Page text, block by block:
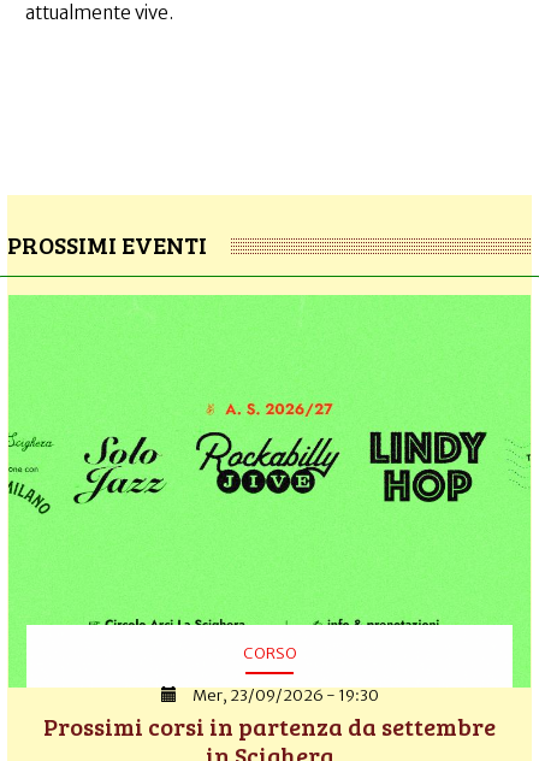
attualmente vive.
PROSSIMI EVENTI
CORSO
Mer, 23/09/2026 - 19:30
Prossimi corsi in partenza da settembre